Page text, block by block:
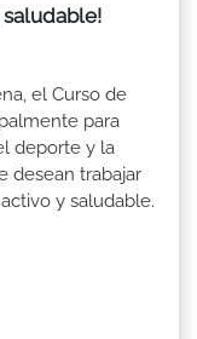
el Curso de
para
deporte y la
desean trabajar
y saludable.